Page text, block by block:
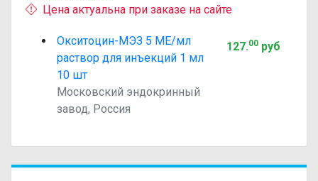
Цена актуальна при заказе на сайте
Окситоцин-МЭЗ 5 МЕ/мл
раствор для инъекций 1 мл
10 шт
Московский эндокринный
завод, Россия
127.00руб